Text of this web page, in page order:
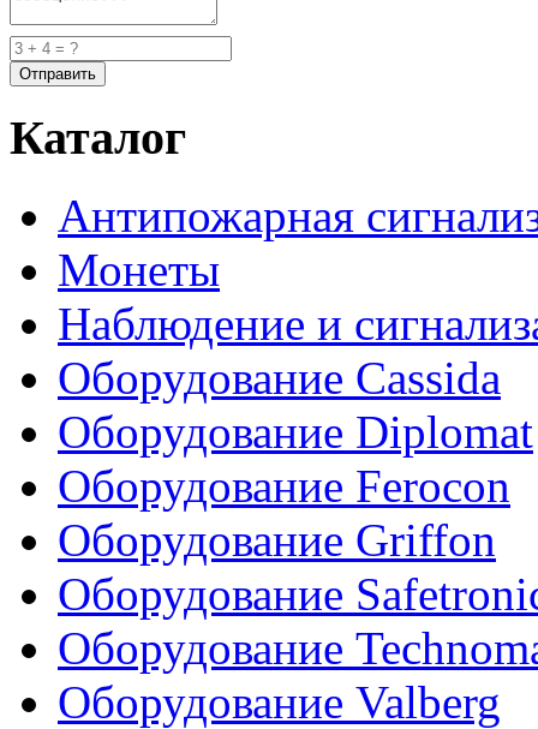
Каталог
Антипожарная
Монеты
Наблюдение и
Оборудование Cassida
Оборудование Diplomat
Оборудование Ferocon
Оборудование Griffon
Оборудование
Оборудование
Оборудование Valberg